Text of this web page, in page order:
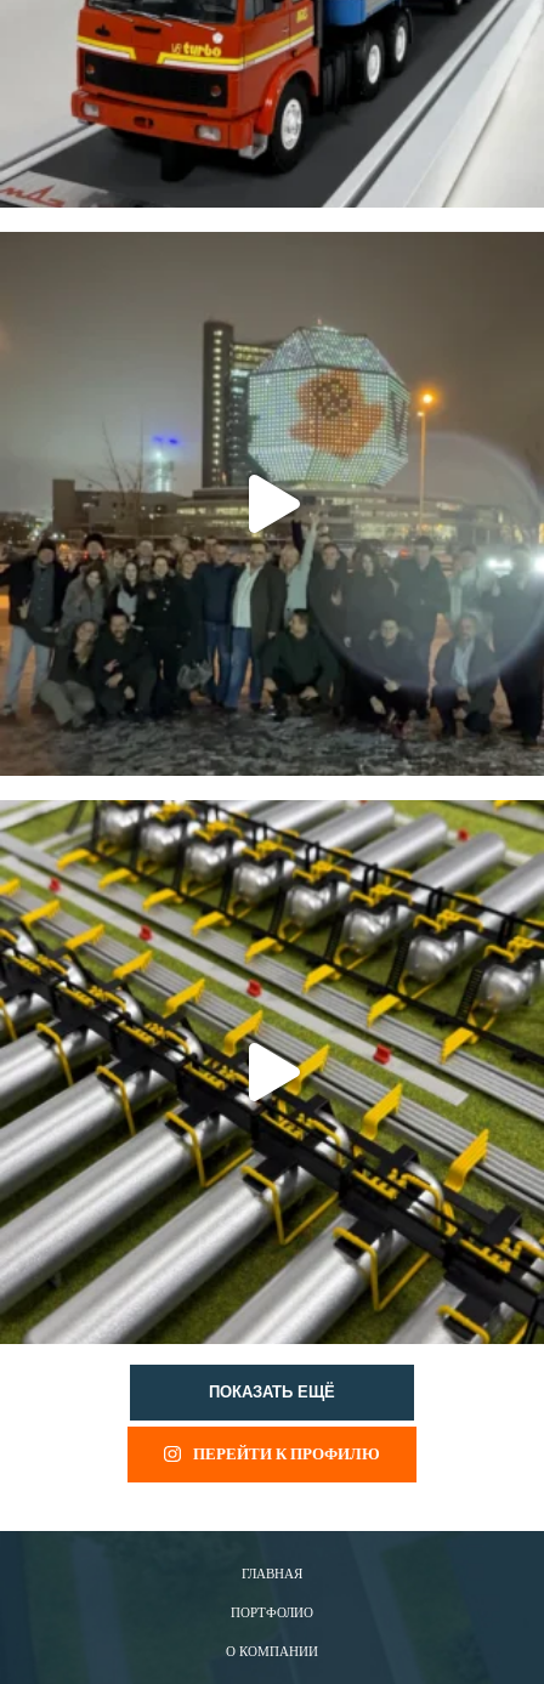
ПОКАЗАТЬ ЕЩЁ
ПЕРЕЙТИ К ПРОФИЛЮ
ГЛАВНАЯ
ПОРТФОЛИО
О КОМПАНИИ